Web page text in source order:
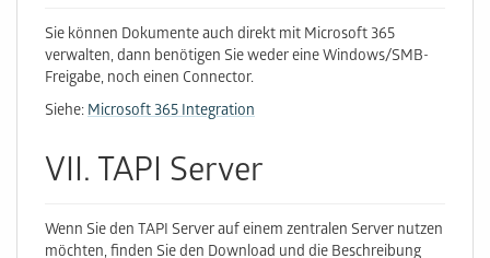
Sie können Dokumente auch direkt mit Microsoft 365
verwalten, dann benötigen Sie weder eine Windows/SMB-
Freigabe, noch einen Connector.
Siehe:Microsoft 365 Integration
VII. TAPI Server
Wenn Sie den TAPI Server auf einem zentralen Server nutzen
möchten, finden Sie den Download und die Beschreibung